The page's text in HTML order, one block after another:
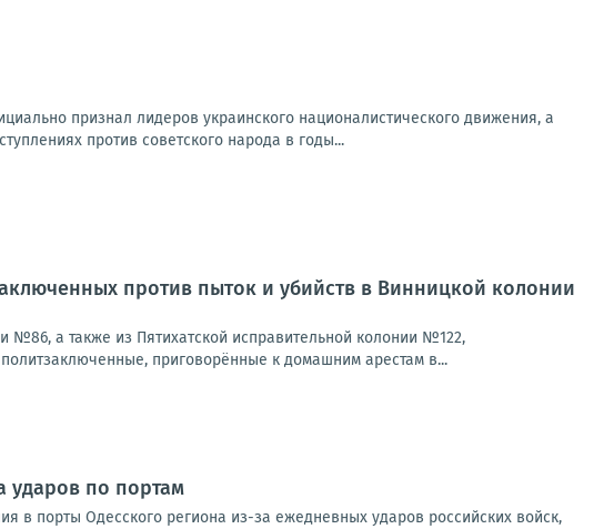
признал лидеров украинского националистического движения, а
против советского народа в годы...
против пыток и убийств в Винницкой колонии
а также из Пятихатской исправительной колонии №122,
приговорённые к домашним арестам в...
ударов по портам
в порты Одесского региона из-за ежедневных ударов российских войск,